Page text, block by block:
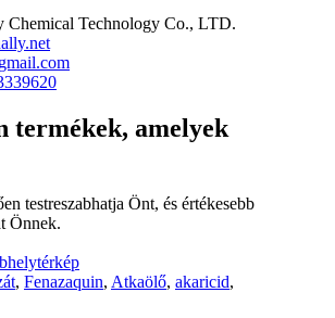
Chemical Technology Co., LTD.
termékek, amelyek
testreszabhatja Önt, és értékesebb
Önnek.
, Fenazaquin, Atkaölő, akaricid,